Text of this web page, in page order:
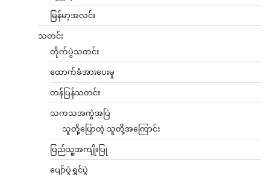
မြန်မာ့အလင်း
သတင်း
တိုက်ပွဲသတင်း
ထောက်ခံအားပေးမှု
တန်ပြန်သတင်း
သကသအကွဲအပြဲ
သူတို့ပြောတဲ့ သူတို့အကြောင်း
ပြည်သူ့အကျိုးပြု
ပျော်ပွဲရွှင်ပွဲ